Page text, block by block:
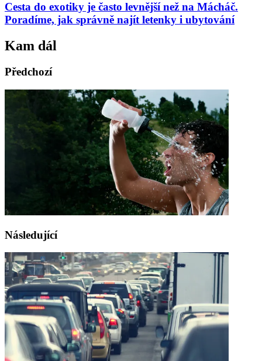
Cesta do exotiky je často levnější než na Mácháč.
Poradíme, jak správně najít letenky i ubytování
Kam dál
Předchozí
Následující